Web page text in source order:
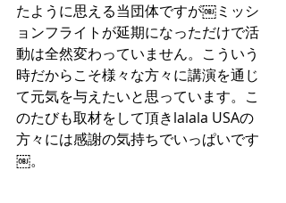
たように思える当団体ですが￼ミッシ
ョンフライトが延期になっただけで活
動は全然変わっていません。こういう
時だからこそ様々な方々に講演を通じ
て元気を与えたいと思っています。こ
のたびも取材をして頂きlalala USAの
方々には感謝の気持ちでいっぱいです
￼。